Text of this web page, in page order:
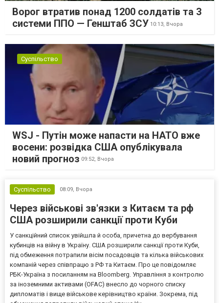
Ворог втратив понад 1200 солдатів та 3
системи ППО — Генштаб ЗСУ 10:13, Вчора
Суспільство
WSJ - Путін може напасти на НАТО вже
восени: розвідка США опублікувала
новий прогноз 09:52, Вчора
Суспільство 08:09, Вчора
Через військові зв'язки з Китаєм та рф
США розширили санкції проти Куби
У санкційний список увійшла й особа, причетна до вербування
кубинців на війну в Україну. США розширили санкції проти Куби,
під обмеження потрапили вісім посадовців та кілька військових
компаній через співпрацю з РФ та Китаєм. Про це повідомляє
РБК-Україна з посиланням на Bloomberg. Управління з контролю
за іноземними активами (OFAC) внесло до чорного списку
дипломатів і вище військове керівництво країни. Зокрема, під